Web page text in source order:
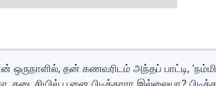
ஒருநாளில், தன் கணவரிடம் அந்தப் பாட்டி,